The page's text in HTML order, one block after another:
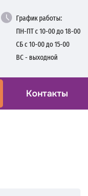
График работы:
ПН-ПТ с 10-00 до 18-00
СБ с 10-00 до 15-00
ВС - выходной
Контакты